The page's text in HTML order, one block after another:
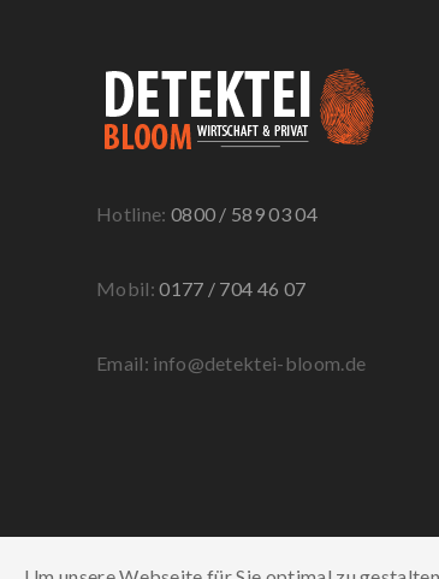
Hotline: 0800 / 589 03 04
Mobil:0177 / 704 46 07
Email: info@detektei-bloom.de